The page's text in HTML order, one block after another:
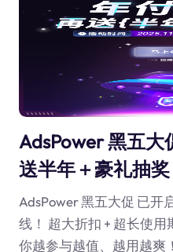
AdsPower 黑五大
送半年＋豪礼抽奖
AdsPower 黑五大促 已开
线！ 超大折扣 + 超长使用
你越参与越值、越用越爽！